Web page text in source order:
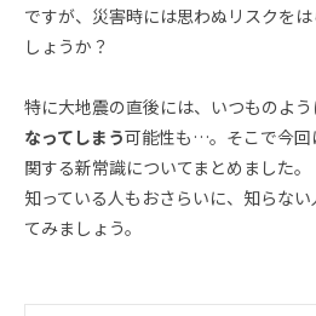
ですが、災害時には思わぬリスクを
しょうか？
特に大地震の直後には、いつものよ
なってしまう可能性も…。そこで今回
関する新常識についてまとめました。
知っている人もおさらいに、知らな
てみましょう。